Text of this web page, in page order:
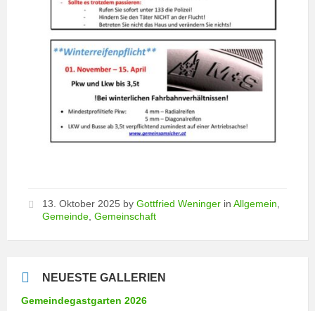
13. Oktober 2025 by Gottfried Weninger in Allgemein
Gemeinde Gemeinschaft
NEUESTE GALLERIEN
Gemeindegastgarten 2026